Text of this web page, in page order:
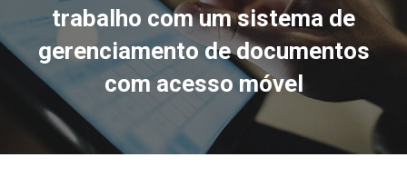
trabalho com um sistema de
gerenciamento de documentos
com acesso móvel